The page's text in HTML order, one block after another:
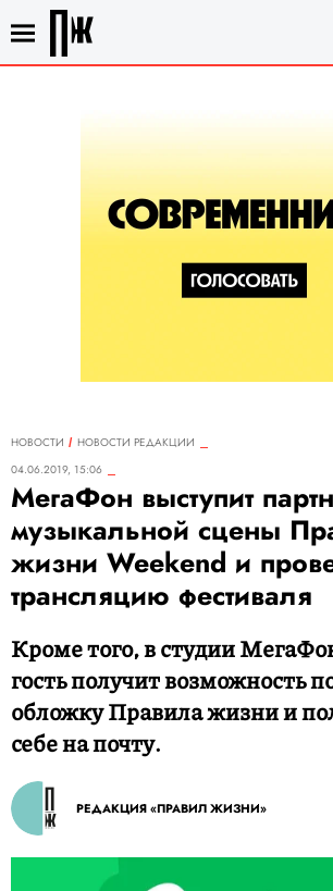
НОВОСТИ
НОВОСТИ РЕДАКЦИИ
04.06.2019, 15:06
МегаФон выступит
музыкальной сцены
жизни Weekend и
трансляцию фестиваля
Кроме того, в студии
гость получит возможность
обложку Правила жизни и
себе на почту.
РЕДАКЦИЯ «ПРАВИЛ ЖИЗНИ»